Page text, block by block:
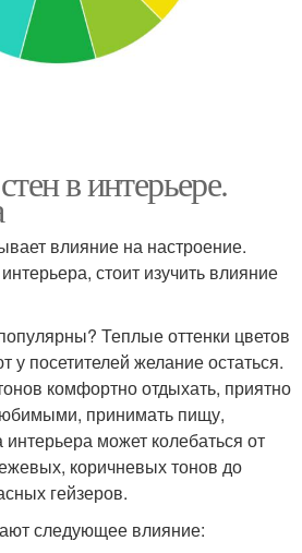
в интерьере.
влияние на настроение.
стоит изучить влияние
Теплые оттенки цветов
у посетителей желание остаться.
комфортно отдыхать, приятно
принимать пищу,
может колебаться от
коричневых тонов до
гейзеров.
следующее влияние: